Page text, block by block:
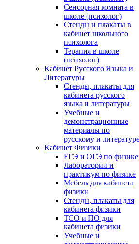
Сенсорная комната в
школе (психолог)
Стенды и плакаты в
кабинет школьного
психолога
Терапия в школе
(психолог)
Кабинет Русского Языка и
Литературы
Стенды, плакаты для
кабинета русского
языка и литературы
Учебные и
демонстрационные
материалы по
русскому и литературе
Кабинет Физики
ЕГЭ и ОГЭ по физике
Лаборатории и
практикум по физике
Мебель для кабинета
физики
Стенды, плакаты для
кабинета физики
ТСО и ПО для
кабинета физики
Учебные и